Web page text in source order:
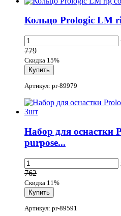
Кольцо Prologic LM
779
Скидка 15%
Артикул: pr-89979
Набор для оснастки
purpose...
762
Скидка 11%
Артикул: pr-89591